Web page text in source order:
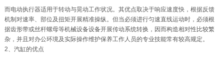
而电动执行器适用于转动与晃动工作状况。其优点取决于响应速度快，根据反馈
机制对速率、部位及扭矩开展精准操纵。但当必须进行匀速直线运动时，必须根
据齿形带或丝杆螺母等机械设备设备开展传动系统转换，因而构造相对性比较繁
杂，并且对办公环境及实际操作维护保养工作人员的专业技能常有较高规定。
2、汽缸的优点